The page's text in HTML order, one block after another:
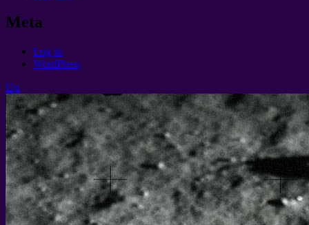
Meta
Log in
WordPress
Up